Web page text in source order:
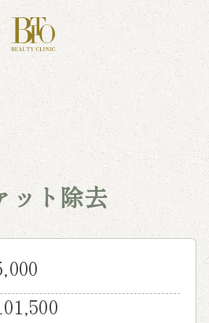
ット除去